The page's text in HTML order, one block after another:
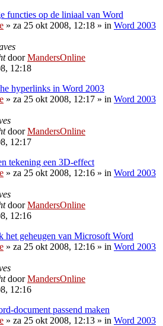
functies op de liniaal van Word
» za 25 okt 2008, 12:18 » in Word 2003
doorMandersOnline
12:18
hyperlinks in Word 2003
» za 25 okt 2008, 12:17 » in Word 2003
doorMandersOnline
12:17
tekening een 3D-effect
» za 25 okt 2008, 12:16 » in Word 2003
doorMandersOnline
12:16
het geheugen van Microsoft Word
» za 25 okt 2008, 12:16 » in Word 2003
doorMandersOnline
12:16
document passend maken
» za 25 okt 2008, 12:13 » in Word 2003